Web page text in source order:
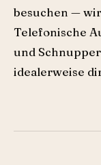
besuchen —
Telefonische
und
idealerweise